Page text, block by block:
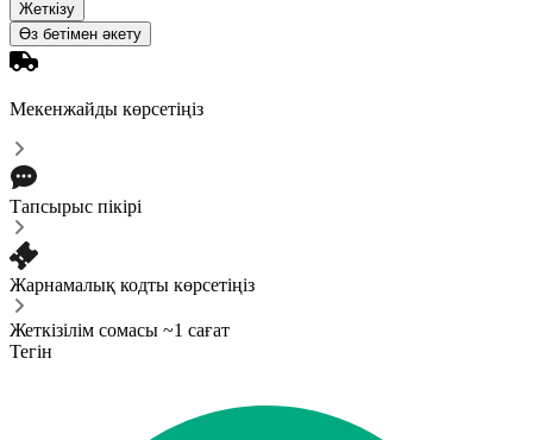
Жеткізу
Өз бетімен әкету
Мекенжайды көрсетіңіз
Тапсырыс пікірі
Жарнамалық кодты көрсетіңіз
Жеткізілім сомасы ~1 сағат
Тегін